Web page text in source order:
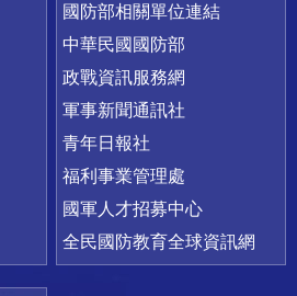
國防部相關單位連結
中華民國國防部
政戰資訊服務網
軍事新聞通訊社
青年日報社
福利事業管理處
國軍人才招募中心
全民國防教育全球資訊網